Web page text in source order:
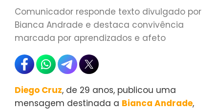
Comunicador responde texto divulgado por
Bianca Andrade e destaca convivência
marcada por aprendizados e afeto
Diego Cruz, de 29 anos, publicou uma
mensagem destinada a Bianca Andrade,